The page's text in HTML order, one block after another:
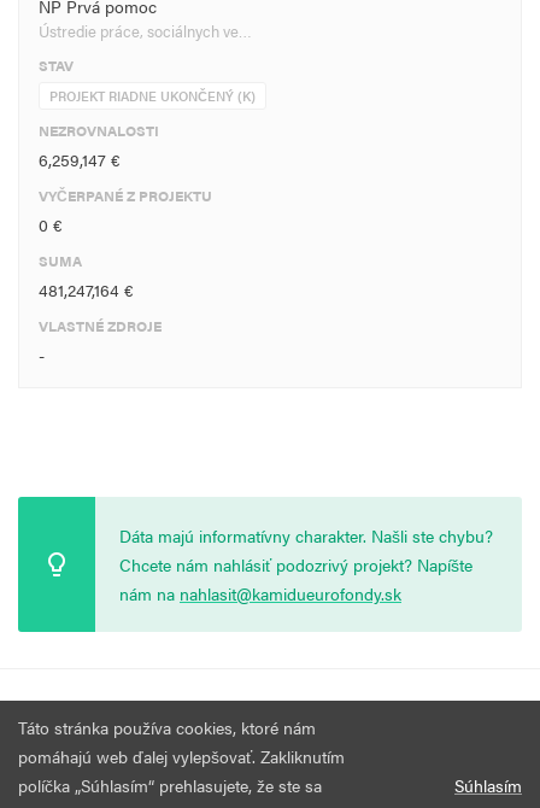
NP Prvá pomoc
Ústredie práce, sociálnych ve…
STAV
PROJEKT RIADNE UKONČENÝ (K)
NEZROVNALOSTI
6,259,147 €
VYČERPANÉ Z PROJEKTU
0 €
SUMA
481,247,164 €
VLASTNÉ ZDROJE
-
Dáta majú informatívny charakter. Našli ste chybu?
Chcete nám nahlásiť podozrivý projekt? Napíšte
nám na nahlasit@kamidueurofondy.sk
Všetky práva vyhradené.
Táto stránka používa cookies, ktoré nám
pomáhajú web ďalej vylepšovať. Zakliknutím
políčka „Súhlasím“ prehlasujete, že ste sa
Súhlasím